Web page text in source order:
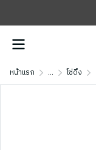
หน้าแรก ... โซ่ดึง